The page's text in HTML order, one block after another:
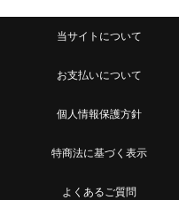
当サイトについて
お支払いについて
個人情報保護方針
特商法に基づく表示
よくあるご質問